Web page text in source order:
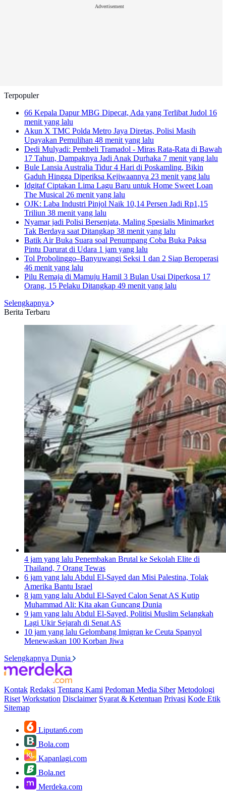
Advertisement
Terpopuler
66 Kepala Dapur MBG Dipecat, Ada yang Terlibat Judol 16
menit yang lalu
Akun X TMC Polda Metro Jaya Diretas, Polisi Masih
Upayakan Pemulihan 48 menit yang lalu
Dedi Mulyadi: Pembeli Tramadol - Miras Rata-Rata di Bawah
17 Tahun, Dampaknya Jadi Anak Durhaka 7 menit yang lalu
Bule Lansia Australia Tidur 4 Hari di Poskamling, Bikin
Gaduh Hingga Diperiksa Kejiwaannya 23 menit yang lalu
Idgitaf Ciptakan Lima Lagu Baru untuk Home Sweet Loan
The Musical 26 menit yang lalu
OJK: Laba Industri Pinjol Naik 10,14 Persen Jadi Rp1,15
Triliun 38 menit yang lalu
Nyamar jadi Polisi Bersenjata, Maling Spesialis Minimarket
Tak Berdaya saat Ditangkap 38 menit yang lalu
Batik Air Buka Suara soal Penumpang Coba Buka Paksa
Pintu Darurat di Udara 1 jam yang lalu
Tol Probolinggo–Banyuwangi Seksi 1 dan 2 Siap Beroperasi
46 menit yang lalu
Pilu Remaja di Mamuju Hamil 3 Bulan Usai Diperkosa 17
Orang, 15 Pelaku Ditangkap 49 menit yang lalu
Selengkapnya
Berita Terbaru
4 jam yang lalu Penembakan Brutal ke Sekolah Elite di
Thailand, 7 Orang Tewas
6 jam yang laluAbdul El-Sayed dan Misi Palestina, Tolak
Amerika Bantu Israel
8 jam yang laluAbdul El-Sayed Calon Senat AS Kutip
Muhammad Ali: Kita akan Guncang Dunia
9 jam yang laluAbdul El-Sayed, Politisi Muslim Selangkah
Lagi Ukir Sejarah di Senat AS
10 jam yang lalu Gelombang Imigran ke Ceuta Spanyol
Menewaskan 100 Korban Jiwa
Selengkapnya Dunia
Kontak Redaksi Tentang Kami Pedoman Media Siber Metodologi
Riset Workstation Disclaimer Syarat & Ketentuan Privasi Kode Etik
Sitemap
Liputan6.com
Bola.com
Kapanlagi.com
Bola.net
Merdeka.com